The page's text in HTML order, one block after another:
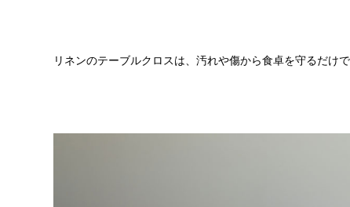
リネンのテーブルクロスは、汚れや傷から食卓を守るだけ